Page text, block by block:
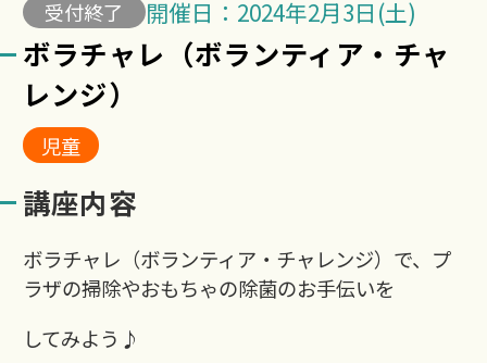
受付終了 開催日：2024年2月3日(土)
ボラチャレ（ボランティア・チャ
レンジ）
児童
講座内容
ボラチャレ（ボランティア・チャレンジ）で、プ
ラザの掃除やおもちゃの除菌のお手伝いを
してみよう♪